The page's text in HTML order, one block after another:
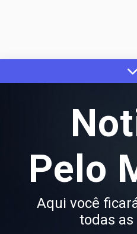
to
Pelo
Aqui você
todas